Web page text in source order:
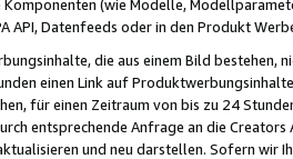
(wie Modelle,
API, Datenfeeds oder in den Produkt
die aus einem Bild bestehen,
einen Link auf
für einen Zeitraum von bis zu 24
entsprechende Anfrage an die
und neu darstellen. Sofern wir